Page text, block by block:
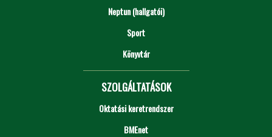
Neptun (hallgatói)
Sport
Könyvtár
SZOLGÁLTATÁSOK
Oktatási keretrendszer
BMEnet